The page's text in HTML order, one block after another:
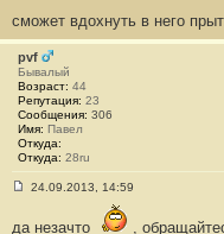
сможет вдохнуть в него
pvf
Бывалый
Возраст: 44
Репутация: 23
Сообщения: 306
Имя: Павел
Откуда:
Откуда: 28ru
о
24.09.2013, 14:59
да незачто ,